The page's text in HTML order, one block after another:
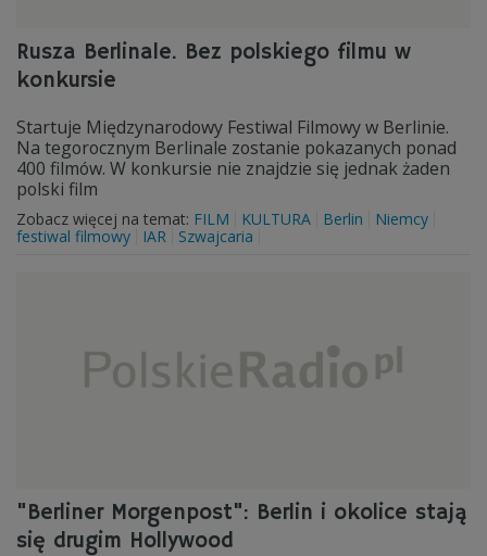
Rusza Berlinale. Bez polskiego filmu w
konkursie
Startuje Międzynarodowy Festiwal Filmowy w Berlinie.
Na tegorocznym Berlinale zostanie pokazanych ponad
400 filmów. W konkursie nie znajdzie się jednak żaden
polski film
Zobacz więcej na temat: FILM KULTURA Berlin
Niemcy
festiwal filmowy
IAR Szwajcaria
"Berliner Morgenpost": Berlin i okolice stają
się drugim Hollywood